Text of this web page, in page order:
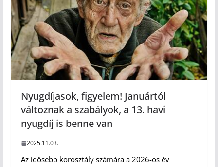
Nyugdíjasok, figyelem! Januártól
változnak a szabályok, a 13. havi
nyugdíj is benne van
2025.11.03.
Az idősebb korosztály számára a 2026-os év